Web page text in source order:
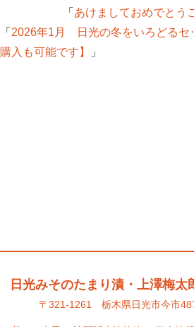
「 あけましておめでとう
「 2026年1月 日光の冬をいろどるセ
購入も可能です】
」
日光みそのたまり漬・上澤梅太
〒321-1261 栃木県日光市今市